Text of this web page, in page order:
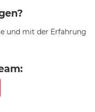
und mit der Erfahrung